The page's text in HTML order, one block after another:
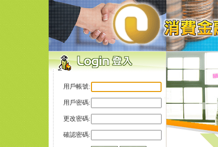
用戶帳號:
用戶密碼:
更改密碼:
確認密碼: